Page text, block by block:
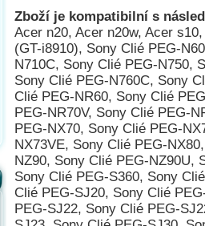
Zboží je kompatibilní s
Acer n20, Acer n20w, Acer
(GT-i8910), Sony Clié PEG-
N710C, Sony Clié PEG-N750,
Sony Clié PEG-N760C, Sony
Clié PEG-NR60, Sony Clié
PEG-NR70V, Sony Clié PEG-
PEG-NX70, Sony Clié PEG-
NX73VE, Sony Clié PEG-
NZ90, Sony Clié PEG-NZ90U,
Sony Clié PEG-S360, Sony
Clié PEG-SJ20, Sony Clié
PEG-SJ22, Sony Clié PEG-